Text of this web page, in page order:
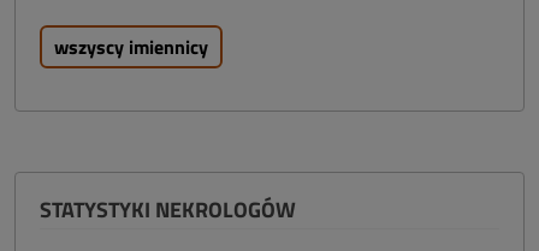
wszyscy imiennicy
STATYSTYKI NEKROLOGÓW